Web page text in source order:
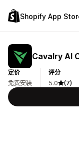
Shopify App
Cavalry AI
定价
免费安装
评分
5.0
(7)